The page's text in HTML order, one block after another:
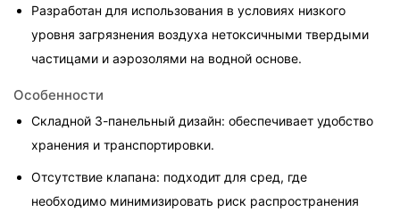
Разработан для использования в условиях низкого
уровня загрязнения воздуха нетоксичными твердыми
частицами и аэрозолями на водной основе.
Особенности
Складной 3-панельный дизайн: обеспечивает удобство
хранения и транспортировки.
Отсутствие клапана: подходит для сред, где
необходимо минимизировать риск распространения